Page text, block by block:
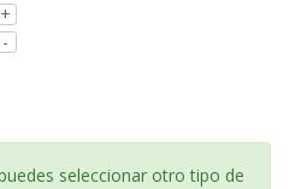
seleccionar otro tipo de